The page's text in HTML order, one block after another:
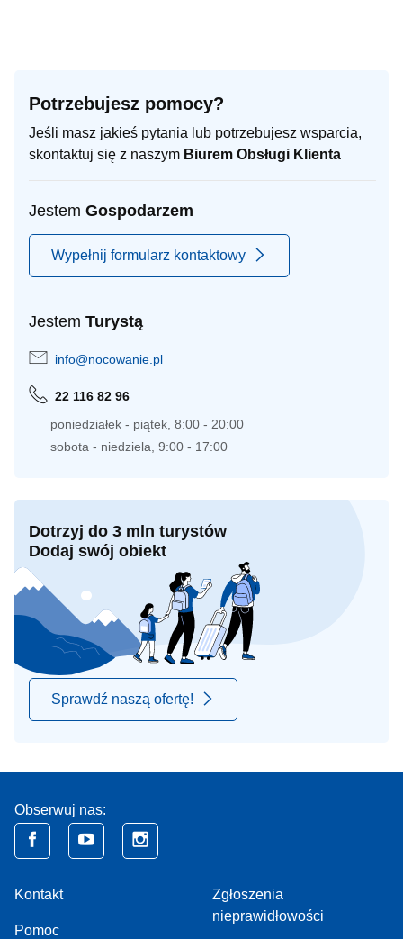
Potrzebujesz pomocy?
Jeśli masz jakieś pytania lub potrzebujesz wsparcia,
skontaktuj się z naszym Biurem Obsługi Klienta
Jestem Gospodarzem
Wypełnij formularz kontaktowy
Jestem Turystą
info@nocowanie.pl
22 116 82 96
poniedziałek - piątek, 8:00 - 20:00
sobota - niedziela, 9:00 - 17:00
Dotrzyj do 3 mln turystów
Dodaj swój obiekt
Sprawdź naszą ofertę!
Obserwuj nas:
Kontakt
Pomoc
Zgłoszenia
nieprawidłowości